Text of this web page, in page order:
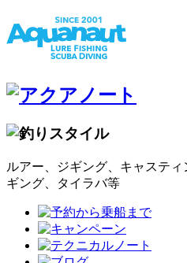
ルアー、ジギング、キャステ
ギング、タイラバ等